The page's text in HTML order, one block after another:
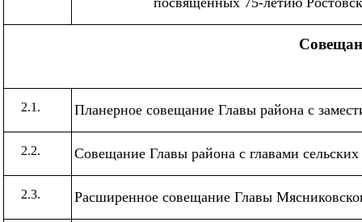
2.1. Планерное совещание Главы района с
2.2. Совещание Главы района с главами
2.3. Расширенное совещание Главы